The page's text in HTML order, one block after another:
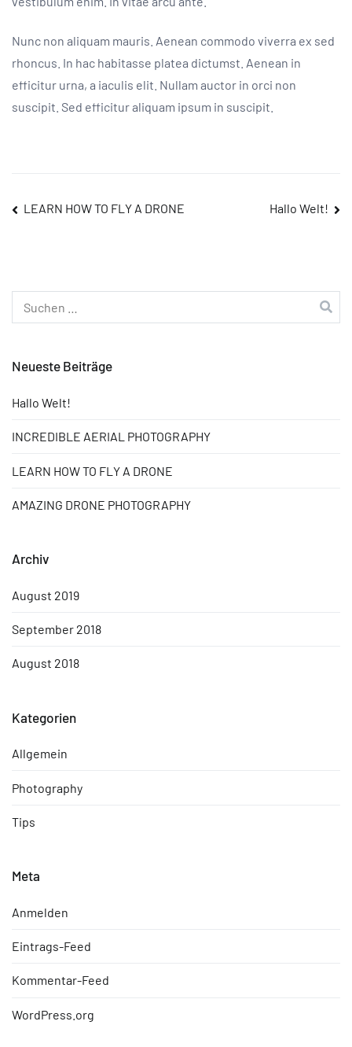
Nunc non aliquam mauris. Aenean commodo viverra ex sed
rhoncus. In hac habitasse platea dictumst. Aenean in
efficitur urna, a iaculis elit. Nullam auctor in orci non
suscipit. Sed efficitur aliquam ipsum in suscipit.
Beitragsnavigation
LEARN HOW TO FLY A DRONE Hallo Welt!
Suchen
nach:
Neueste Beiträge
Hallo Welt!
INCREDIBLE AERIAL PHOTOGRAPHY
LEARN HOW TO FLY A DRONE
AMAZING DRONE PHOTOGRAPHY
Archiv
August 2019
September 2018
August 2018
Kategorien
Allgemein
Photography
Tips
Meta
Anmelden
Eintrags-Feed
Kommentar-Feed
WordPress.org